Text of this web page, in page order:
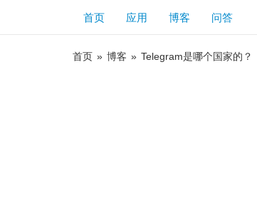
首页 应用 博客 问答
首页 » 博客 » Telegram是哪个国家的？